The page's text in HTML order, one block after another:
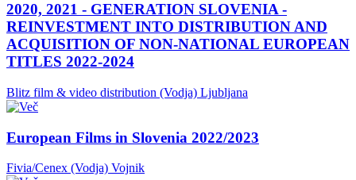
2020, 2021 - GENERATION SLOVENIA -
REINVESTMENT INTO DISTRIBUTION AND
ACQUISITION OF NON-NATIONAL EUROPEAN
TITLES 2022-2024
Blitz film & video distribution (Vodja) Ljubljana
European Films in Slovenia 2022/2023
Fivia/Cenex (Vodja) Vojnik